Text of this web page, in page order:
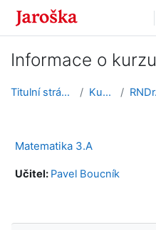
Přejít k hlavnímu obsahu
Informace o kurzu
Titulní stránka Kurzy
Matematika 3.A
Učitel: Pavel Boucník